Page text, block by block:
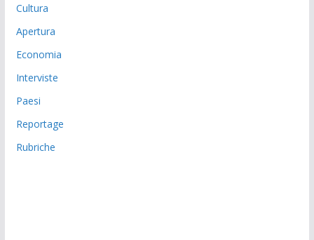
Cultura
Apertura
Economia
Interviste
Paesi
Reportage
Rubriche